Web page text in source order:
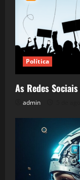
Política
As Redes
admin